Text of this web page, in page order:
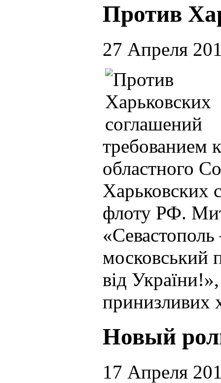
Против
27 Апреля
требованием
областного
Харьковских
флоту РФ.
«Севастополь
московський
від
принизливих
Новый
17 Апреля